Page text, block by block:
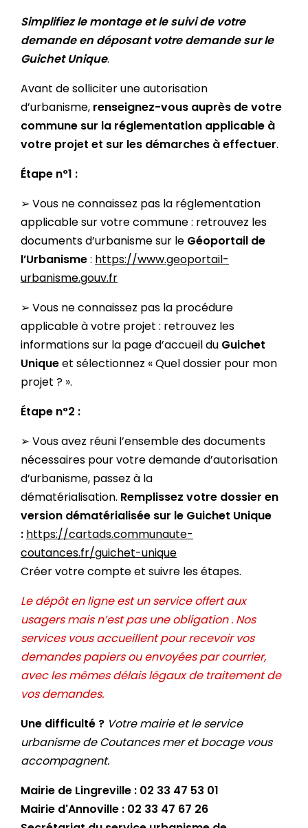
Simplifiez le montage et le suivi de votre
demande en déposant votre demande sur le
Guichet Unique.
Avant de solliciter une autorisation
d’urbanisme, renseignez-vous auprès de votre
commune sur la réglementation applicable à
votre projet et sur les démarches à effectuer.
Étape n°1 :
➢ Vous ne connaissez pas la réglementation
applicable sur votre commune : retrouvez les
documents d’urbanisme sur le Géoportail de
l’Urbanisme: https://www.geoportail-
urbanisme.gouv.fr
➢ Vous ne connaissez pas la procédure
applicable à votre projet : retrouvez les
informations sur la page d’accueil du Guichet
Uniqueet sélectionnez « Quel dossier pour mon
projet ? ».
Étape n°2 :
➢ Vous avez réuni l’ensemble des documents
nécessaires pour votre demande d’autorisation
d’urbanisme, passez à la
dématérialisation. Remplissez votre dossier en
version dématérialisée sur le Guichet Unique
: https://cartads.communaute-
coutances.fr/guichet-unique
Créer votre compte et suivre les étapes.
Le dépôt en ligne est un service offert aux
usagers mais n’est pas une obligation . Nos
services vous accueillent pour recevoir vos
demandes papiers ou envoyées par courrier,
avec les mêmes délais légaux de traitement de
vos demandes.
Une difficulté ? Votre mairie et le service
urbanisme de Coutances mer et bocage vous
accompagnent.
Mairie de Lingreville : 02 33 47 53 01
Mairie d'Annoville : 02 33 47 67 26